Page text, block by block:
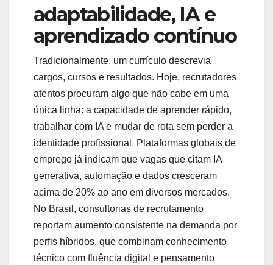
adaptabilidade, IA e
aprendizado contínuo
Tradicionalmente, um currículo descrevia
cargos, cursos e resultados. Hoje, recrutadores
atentos procuram algo que não cabe em uma
única linha: a capacidade de aprender rápido,
trabalhar com IA e mudar de rota sem perder a
identidade profissional. Plataformas globais de
emprego já indicam que vagas que citam IA
generativa, automação e dados cresceram
acima de 20% ao ano em diversos mercados.
No Brasil, consultorias de recrutamento
reportam aumento consistente na demanda por
perfis híbridos, que combinam conhecimento
técnico com fluência digital e pensamento